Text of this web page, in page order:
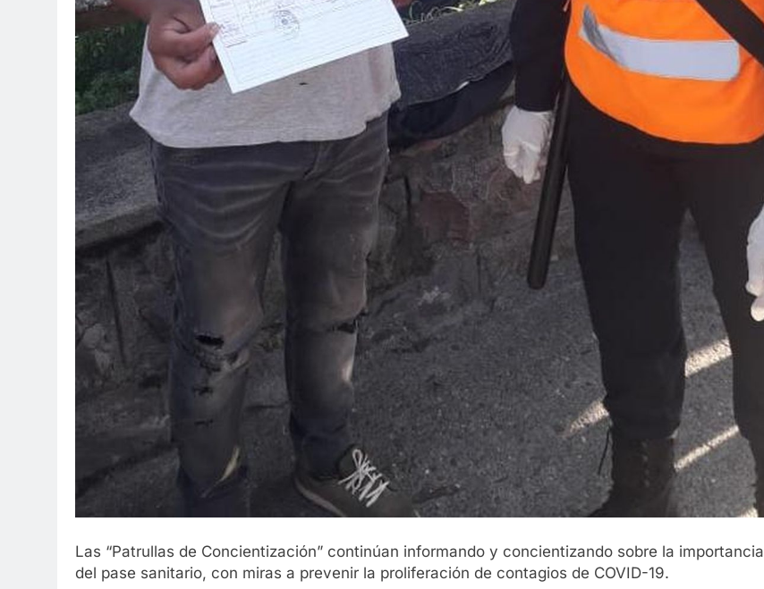
Las “Patrullas de Concientización” continúan informando y concientizando sobre la importancia
del pase sanitario, con miras a prevenir la proliferación de contagios de COVID-19.